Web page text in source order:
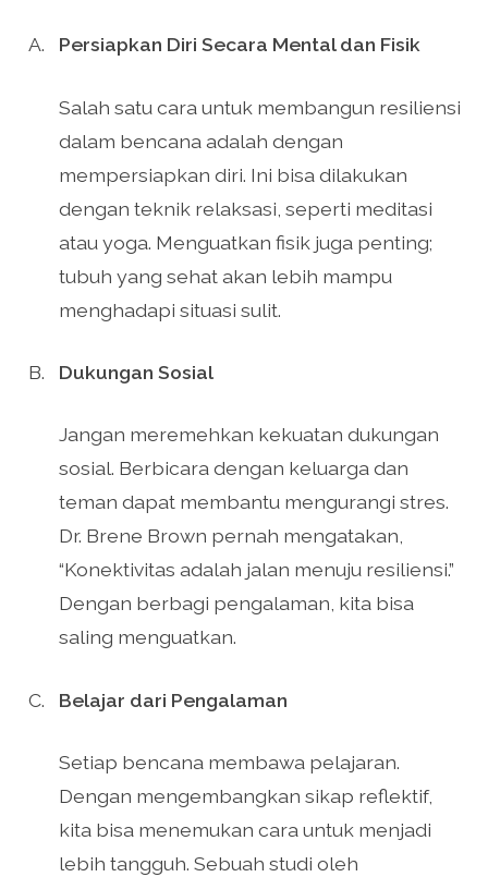
Persiapkan Diri Secara Mental dan Fisik
Salah satu cara untuk membangun resiliensi
dalam bencana adalah dengan
mempersiapkan diri. Ini bisa dilakukan
dengan teknik relaksasi, seperti meditasi
atau yoga. Menguatkan fisik juga penting;
tubuh yang sehat akan lebih mampu
menghadapi situasi sulit.
Dukungan Sosial
Jangan meremehkan kekuatan dukungan
sosial. Berbicara dengan keluarga dan
teman dapat membantu mengurangi stres.
Dr. Brene Brown pernah mengatakan,
“Konektivitas adalah jalan menuju resiliensi.”
Dengan berbagi pengalaman, kita bisa
saling menguatkan.
Belajar dari Pengalaman
Setiap bencana membawa pelajaran.
Dengan mengembangkan sikap reflektif,
kita bisa menemukan cara untuk menjadi
lebih tangguh. Sebuah studi oleh